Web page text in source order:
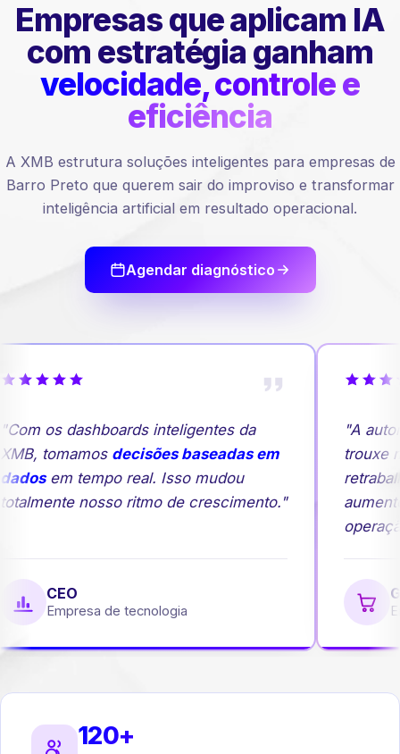
Empresas que aplicam IA
com estratégia ganham
velocidade, controle e
eficiência
A XMB estrutura soluções inteligentes para empresas de
Barro Preto que querem sair do improviso e transformar
inteligência artificial em resultado operacional.
Agendar diagnóstico
os dashboards inteligentes da
tomamosdecisões baseadas em
em tempo real. Isso mudou
nosso ritmo de crescimento."
CEO
Empresa de tecnologia
"A
trouxe
120+